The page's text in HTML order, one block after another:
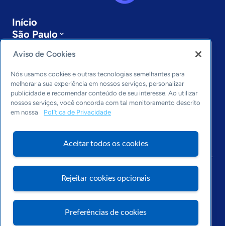
Início
São Paulo
Últimas notícias
Entre em contato
Editorias
Economia & Política
Inovação & Tecnologia
Visite o Portal Sebrae
Aviso de Cookies
Nós usamos cookies e outras tecnologias semelhantes para
melhorar a sua experiência em nossos serviços, personalizar
publicidade e recomendar conteúdo de seu interesse. Ao utilizar
nossos serviços, você concorda com tal monitoramento descrito
em nossa
Política de Privacidade
Aceitar todos os cookies
Rejeitar cookies opcionais
Preferências de cookies